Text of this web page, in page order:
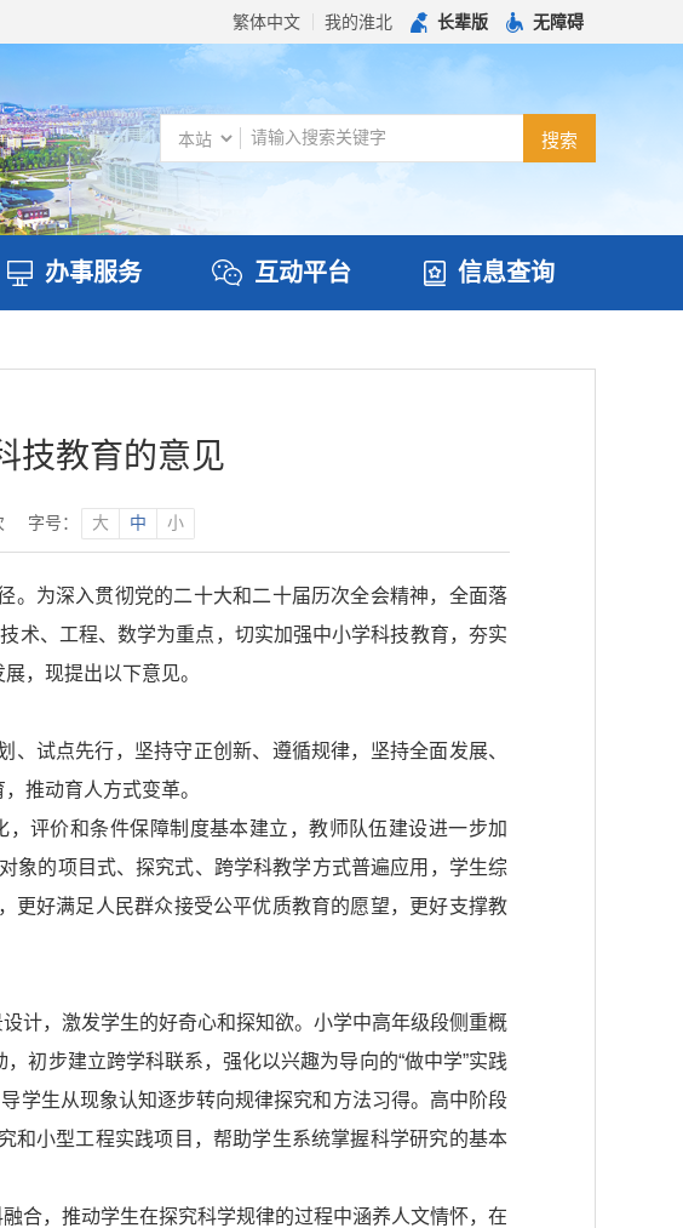
繁体中文 我的淮北 长辈版 无障碍
办事服务 互动平台 信息查询
技教育的意见
字号： 大 中 小
。为深入贯彻党的二十大和二十届历次全会精神，全面落
术、工程、数学为重点，切实加强中小学科技教育，夯实
，现提出以下意见。
试点先行，坚持守正创新、遵循规律，坚持全面发展、
推动育人方式变革。
评价和条件保障制度基本建立，教师队伍建设进一步加
象的项目式、探究式、跨学科教学方式普遍应用，学生综
更好满足人民群众接受公平优质教育的愿望，更好支撑教
计，激发学生的好奇心和探知欲。小学中高年级段侧重概
初步建立跨学科联系，强化以兴趣为导向的“做中学”实践
学生从现象认知逐步转向规律探究和方法习得。高中阶段
和小型工程实践项目，帮助学生系统掌握科学研究的基本
合，推动学生在探究科学规律的过程中涵养人文情怀，在